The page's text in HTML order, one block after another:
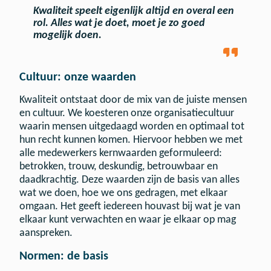
Kwaliteit speelt eigenlijk altijd en overal een
rol. Alles wat je doet, moet je zo goed
mogelijk doen.
Cultuur: onze waarden
Kwaliteit ontstaat door de mix van de juiste mensen
en cultuur. We koesteren onze organisatiecultuur
waarin mensen uitgedaagd worden en optimaal tot
hun recht kunnen komen. Hiervoor hebben we met
alle medewerkers kernwaarden geformuleerd:
betrokken, trouw, deskundig, betrouwbaar en
daadkrachtig. Deze waarden zijn de basis van alles
wat we doen, hoe we ons gedragen, met elkaar
omgaan. Het geeft iedereen houvast bij wat je van
elkaar kunt verwachten en waar je elkaar op mag
aanspreken.
Normen: de basis